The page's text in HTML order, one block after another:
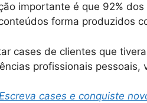
importante é que 92%
forma produzidos
cases de clientes que
profissionais
cases e conquiste